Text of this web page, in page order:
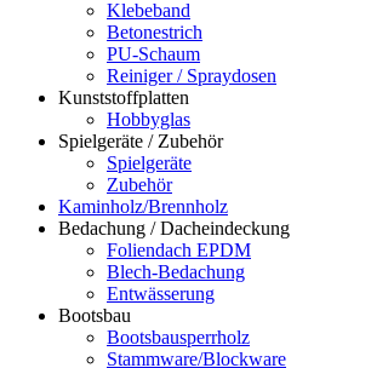
Klebeband
Betonestrich
PU-Schaum
Reiniger / Spraydosen
Kunststoffplatten
Hobbyglas
Spielgeräte / Zubehör
Spielgeräte
Zubehör
Kaminholz/Brennholz
Bedachung / Dacheindeckung
Foliendach EPDM
Blech-Bedachung
Entwässerung
Bootsbau
Bootsbausperrholz
Stammware/Blockware